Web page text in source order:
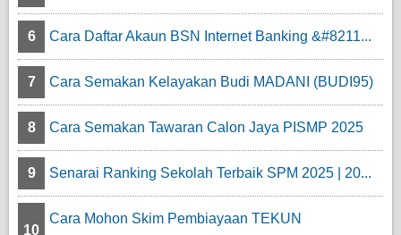
6 Cara Daftar Akaun BSN Internet Banking &#8211...
7 Cara Semakan Kelayakan Budi MADANI (BUDI95)
8 Cara Semakan Tawaran Calon Jaya PISMP 2025
9 Senarai Ranking Sekolah Terbaik SPM 2025 | 20...
10
Cara Mohon Skim Pembiayaan TEKUN